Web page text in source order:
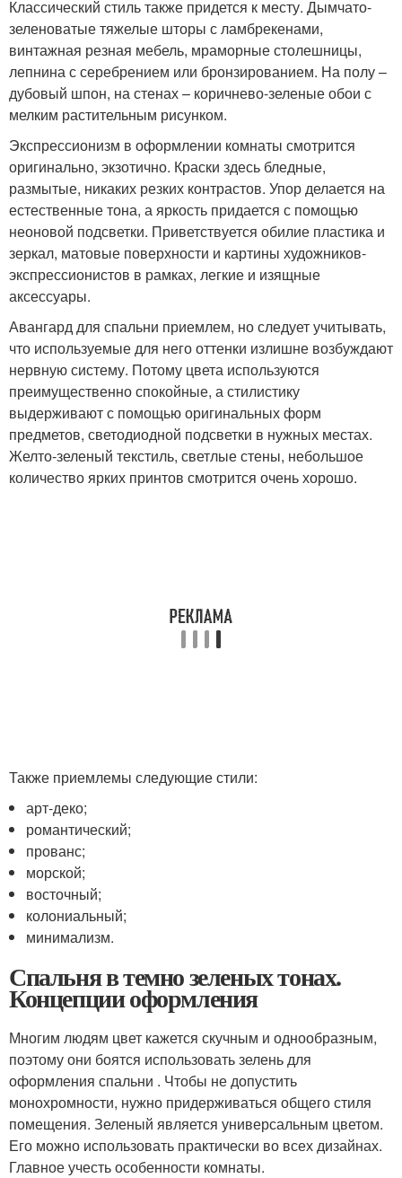
Классический стиль также придется к месту. Дымчато-
зеленоватые тяжелые шторы с ламбрекенами,
винтажная резная мебель, мраморные столешницы,
лепнина с серебрением или бронзированием. На полу –
дубовый шпон, на стенах – коричнево-зеленые обои с
мелким растительным рисунком.
Экспрессионизм в оформлении комнаты смотрится
оригинально, экзотично. Краски здесь бледные,
размытые, никаких резких контрастов. Упор делается на
естественные тона, а яркость придается с помощью
неоновой подсветки. Приветствуется обилие пластика и
зеркал, матовые поверхности и картины художников-
экспрессионистов в рамках, легкие и изящные
аксессуары.
Авангард для спальни приемлем, но следует учитывать,
что используемые для него оттенки излишне возбуждают
нервную систему. Потому цвета используются
преимущественно спокойные, а стилистику
выдерживают с помощью оригинальных форм
предметов, светодиодной подсветки в нужных местах.
Желто-зеленый текстиль, светлые стены, небольшое
количество ярких принтов смотрится очень хорошо.
Также приемлемы следующие стили:
арт-деко;
романтический;
прованс;
морской;
восточный;
колониальный;
минимализм.
Спальня в темно зеленых тонах.
Концепции оформления
Многим людям цвет кажется скучным и однообразным,
поэтому они боятся использовать зелень для
оформления спальни . Чтобы не допустить
монохромности, нужно придерживаться общего стиля
помещения. Зеленый является универсальным цветом.
Его можно использовать практически во всех дизайнах.
Главное учесть особенности комнаты.